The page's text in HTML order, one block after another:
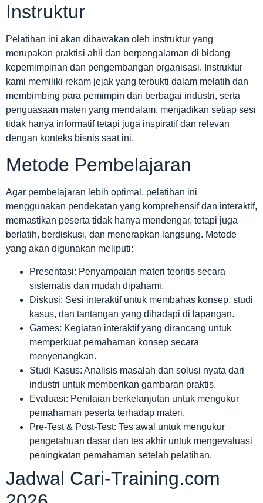
Instruktur
Pelatihan ini akan dibawakan oleh instruktur yang
merupakan praktisi ahli dan berpengalaman di bidang
kepemimpinan dan pengembangan organisasi. Instruktur
kami memiliki rekam jejak yang terbukti dalam melatih dan
membimbing para pemimpin dari berbagai industri, serta
penguasaan materi yang mendalam, menjadikan setiap sesi
tidak hanya informatif tetapi juga inspiratif dan relevan
dengan konteks bisnis saat ini.
Metode Pembelajaran
Agar pembelajaran lebih optimal, pelatihan ini
menggunakan pendekatan yang komprehensif dan interaktif,
memastikan peserta tidak hanya mendengar, tetapi juga
berlatih, berdiskusi, dan menerapkan langsung. Metode
yang akan digunakan meliputi:
Presentasi: Penyampaian materi teoritis secara
sistematis dan mudah dipahami.
Diskusi: Sesi interaktif untuk membahas konsep, studi
kasus, dan tantangan yang dihadapi di lapangan.
Games: Kegiatan interaktif yang dirancang untuk
memperkuat pemahaman konsep secara
menyenangkan.
Studi Kasus: Analisis masalah dan solusi nyata dari
industri untuk memberikan gambaran praktis.
Evaluasi: Penilaian berkelanjutan untuk mengukur
pemahaman peserta terhadap materi.
Pre-Test & Post-Test: Tes awal untuk mengukur
pengetahuan dasar dan tes akhir untuk mengevaluasi
peningkatan pemahaman setelah pelatihan.
Jadwal Cari-Training.com